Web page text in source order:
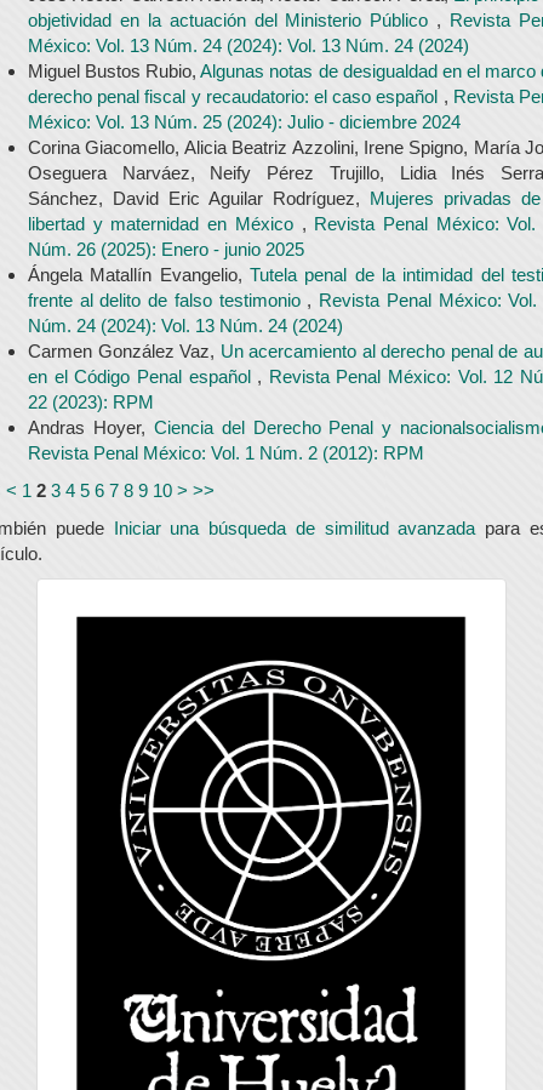
objetividad en la actuación del Ministerio Público , Revista
México: Vol. 13 Núm. 24 (2024): Vol. 13 Núm. 24 (2024)
Miguel Bustos Rubio,Algunas notas de desigualdad en el marco
derecho penal fiscal y recaudatorio: el caso español , Revista
México: Vol. 13 Núm. 25 (2024): Julio - diciembre 2024
Corina Giacomello, Alicia Beatriz Azzolini, Irene Spigno, María
Oseguera Narváez, Neify Pérez Trujillo, Lidia Inés
Sánchez, David Eric Aguilar Rodríguez, Mujeres privadas
libertad y maternidad en México , Revista Penal México: Vol.
Núm. 26 (2025): Enero - junio 2025
Ángela Matallín Evangelio, Tutela penal de la intimidad del
frente al delito de falso testimonio , Revista Penal México: Vol.
Núm. 24 (2024): Vol. 13 Núm. 24 (2024)
Carmen González Vaz, Un acercamiento al derecho penal de
en el Código Penal español , Revista Penal México: Vol. 12
22 (2023): RPM
Andras Hoyer, Ciencia del Derecho Penal y
Revista Penal México: Vol. 1 Núm. 2 (2012): RPM
< 1 2 3 4 5 6 7 8 9 10 > >>
puede Iniciar una búsqueda de similitud avanzada para
universidad